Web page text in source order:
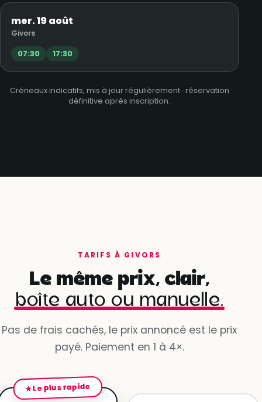
mer. 19 août
Givors
07:30 17:30
Créneaux indicatifs, mis à jour régulièrement · réservation
définitive après inscription.
TARIFS À GIVORS
Le même prix, clair,
boîte auto ou manuelle.
Pas de frais cachés, le prix annoncé est le prix
payé. Paiement en 1 à 4×.
★ Le plus rapide